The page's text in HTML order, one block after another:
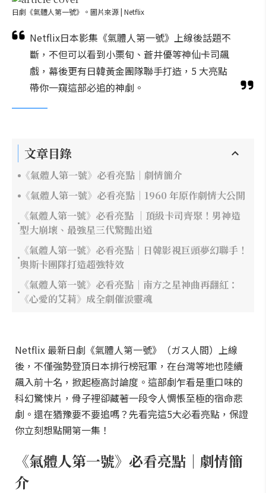
日劇《氣體人第一號》。圖片來源 | Netflix
Netflix日本影集《氣體人第一號》上線後話題不
斷，不但可以看到小栗旬、蒼井優等神仙卡司飆
戲，幕後更有日韓黃金團隊聯手打造，5 大亮點
帶你一窺這部必追的神劇。
文章目錄
《氣體人第一號》必看亮點｜劇情簡介
《氣體人第一號》必看亮點｜1960 年原作劇情大公開
《氣體人第一號》必看亮點 ｜頂級卡司齊聚！男神造
型大崩壞、最強星三代驚豔出道
《氣體人第一號》必看亮點｜日韓影視巨頭夢幻聯手！
奧斯卡團隊打造超強特效
《氣體人第一號》必看亮點｜南方之星神曲再翻紅：
《心愛的艾莉》成全劇催淚靈魂
Netflix 最新日劇《氣體人第一號》（ガス人間）上線
後，不僅強勢登頂日本排行榜冠軍，在台灣等地也陸續
飆入前十名，掀起極高討論度。這部劇乍看是重口味的
科幻驚悚片，骨子裡卻藏著一段令人惆悵至極的宿命悲
劇。還在猶豫要不要追嗎？先看完這5大必看亮點，保證
你立刻想點開第一集！
《氣體人第一號》必看亮點｜劇情簡
介